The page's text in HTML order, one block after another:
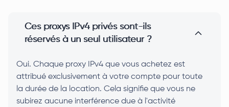
Ces proxys IPv4 privés sont-ils
réservés à un seul utilisateur ?
Oui. Chaque proxy IPv4 que vous achetez est
attribué exclusivement à votre compte pour toute
la durée de la location. Cela signifie que vous ne
subirez aucune interférence due à l'activité